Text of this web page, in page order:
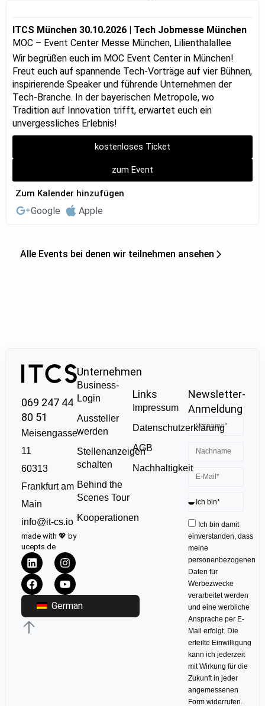
ITCS München 30.10.2026 | Tech Jobmesse München
MOC – Event Center Messe München, Lilienthalallee
Wir begrüßen euch im MOC Event Center in München!
Freut euch auf spannende Tech-Vorträge auf vier Bühnen,
inspirierende Speaker und führende Unternehmen der
Tech-Branche. In der bayerischen Metropole, wo
Tradition auf Innovation trifft, erwartet euch ein
unvergessliches Erlebnis!
kostenloses Ticket
zum Event
Zum Kalender hinzufügen
Google Apple
Alle Events bei denen wir teilnehmen ansehen
069 247 44
80 51
Meisengasse
11
60313
Frankfurt am
Main
info@it-cs.io
made with 💖 by
ucepts.de
German
Unternehmen
Business-
Login
Aussteller
werden
Stellenanzeigen
schalten
Behind the
Scenes Tour
Kooperationen
Links
Impressum
Datenschutzerklärung
AGB
Nachhaltigkeit
Newsletter-
Anmeldung
Ich bin damit
einverstanden, dass
meine
personenbezogenen
Daten für
Werbezwecke
verarbeitet werden
und eine werbliche
Ansprache per E-
Mail erfolgt. Die
erteilte Einwilligung
kann ich jederzeit
mit Wirkung für die
Zukunft in jeder
angemessenen
Form widerrufen.